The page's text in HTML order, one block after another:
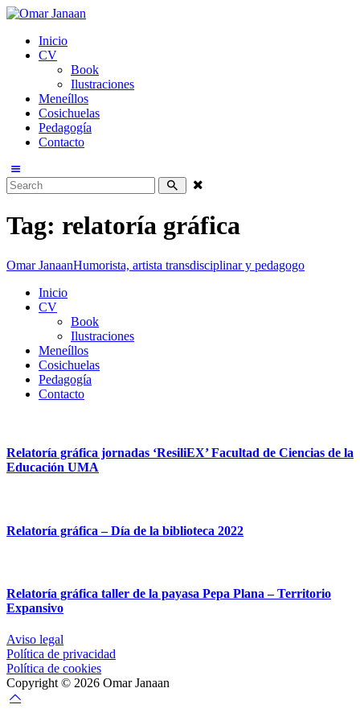
Inicio
CV
Book
Ilustraciones
Meneíllos
Cosichuelas
Pedagogía
Contacto
Tag: relatoría gráfica
Omar JanaanHumorista, artista transdisciplinar y pedagogo
Inicio
CV
Book
Ilustraciones
Meneíllos
Cosichuelas
Pedagogía
Contacto
Relatoría gráfica jornadas ‘ResiliEX’ Facultad de Ciencias de la
Educación UMA
Relatoría gráfica – Día de la biblioteca 2022
Relatoría gráfica taller de la payasa Pepa Plana – Territorio
Expansivo
Aviso legal
Política de privacidad
Política de cookies
Copyright © 2026 Omar Janaan